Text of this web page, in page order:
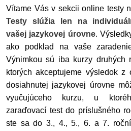
Vítame Vás v sekcii online testy
Testy slúžia len na
vašej jazykovej úrovne.
ako podklad na vaše
Výnimkou sú iba kurzy druhých
ktorých akceptujeme výsledok
dosiahnutej jazykovej úrovne
vyučujúceho kurzu, u
zaraďovací test do príslušného
ste sa do 3., 4., 5., 6. a 7.